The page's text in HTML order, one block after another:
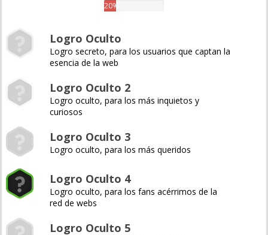
20%
Logro Oculto
Logro secreto, para los usuarios que captan la
esencia de la web
Logro Oculto 2
Logro oculto, para los más inquietos y
curiosos
Logro Oculto 3
Logro oculto, para los más queridos
Logro Oculto 4
Logro oculto, para los fans acérrimos de la
red de webs
Logro Oculto 5